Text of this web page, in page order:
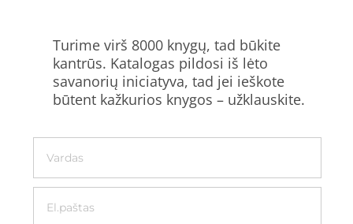
Turime virš 8000 knygų, tad būkite
kantrūs. Katalogas pildosi iš lėto
savanorių iniciatyva, tad jei ieškote
būtent kažkurios knygos – užklauskite.